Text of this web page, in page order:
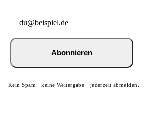
Abonnieren
Kein Spam · keine Weitergabe · jederzeit abmelden.